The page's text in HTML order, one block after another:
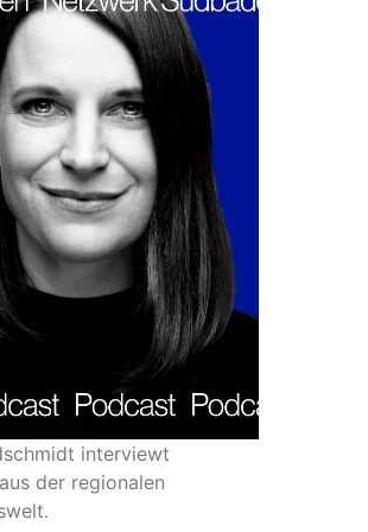
interviewt
der regionalen